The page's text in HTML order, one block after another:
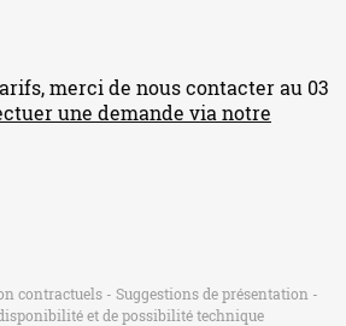
merci de nous contacter au 03
une demande via notre
contractuels - Suggestions de présentation -
et de possibilité technique